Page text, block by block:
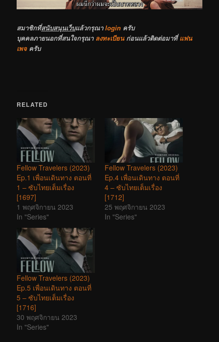
สมาชิกที่สนับสนุนเว็บแล้วกรุณาlogin ครับ
บุคคลภายนอกที่สนใจกรุณา ลงทะเบียนก่อนแล้วติดต่อมาที่แฟน
เพจครับ
RELATED
Fellow Travelers (2023)
Ep.1 เพื่อนเดินทาง ตอนที่
1 – ซับไทยเต็มเรื่อง
[1697]
1 พฤศจิกายน 2023
In "Series"
Fellow Travelers (2023)
Ep.4 เพื่อนเดินทาง ตอนที่
4 – ซับไทยเต็มเรื่อง
[1712]
25 พฤศจิกายน 2023
In "Series"
Fellow Travelers (2023)
Ep.5 เพื่อนเดินทาง ตอนที่
5 – ซับไทยเต็มเรื่อง
[1716]
30 พฤศจิกายน 2023
In "Series"